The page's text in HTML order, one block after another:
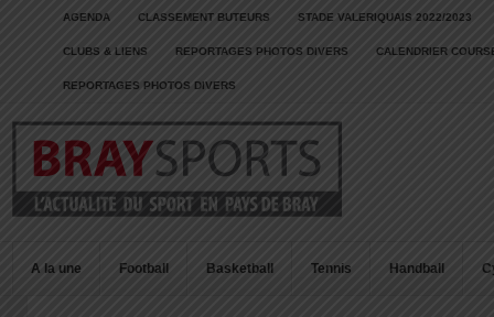
AGENDA CLASSEMENT BUTEURS STADE VALERIQUAIS 2022/2023
CLUBS & LIENS REPORTAGES PHOTOS DIVERS CALENDRIER
REPORTAGES PHOTOS DIVERS
A la une Football Basketball Tennis Handball